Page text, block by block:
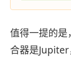
值得一提的
合器是